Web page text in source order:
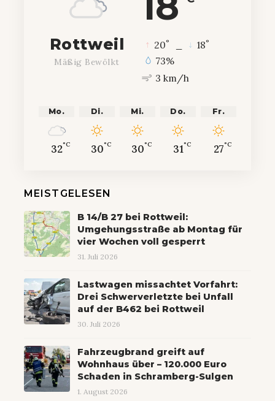
Rottweil
Mäßig Bewölkt
20° 18°
73%
3 km/h
Mo.
32°C
Di.
30°C
Mi.
30°C
Do.
31°C
Fr.
27°C
MEISTGELESEN
B 14/B 27 bei Rottweil:
Umgehungsstraße ab Montag für
vier Wochen voll gesperrt
31. Juli 2026
Lastwagen missachtet Vorfahrt:
Drei Schwerverletzte bei Unfall
auf der B462 bei Rottweil
30. Juli 2026
Fahrzeugbrand greift auf
Wohnhaus über – 120.000 Euro
Schaden in Schramberg-Sulgen
1. August 2026